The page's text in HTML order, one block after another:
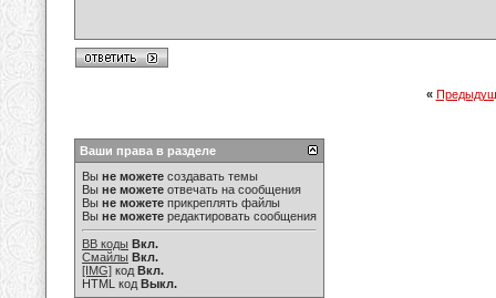
«
Ваши права в разделе
Вы не можете создавать темы
Вы не можете отвечать на сообщения
Вы не можете прикреплять файлы
Вы не можете редактировать сообщения
BB коды Вкл.
Смайлы Вкл.
[IMG] код Вкл.
HTML код Выкл.